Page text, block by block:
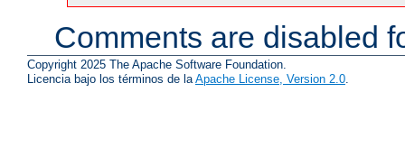
Comments are disabled
Copyright 2025 The Apache Software Foundation.
Licencia bajo los términos de laApache License, Version 2.0.